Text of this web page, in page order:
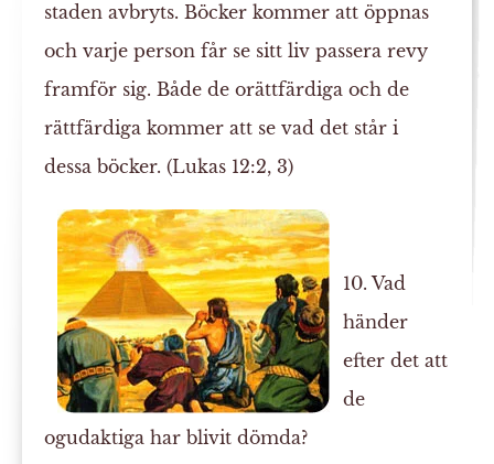
staden avbryts. Böcker kommer att öppnas
och varje person får se sitt liv passera revy
framför sig. Både de orättfärdiga och de
rättfärdiga kommer att se vad det står i
dessa böcker. (Lukas 12:2, 3)
10. Vad
händer
efter det att
de
ogudaktiga har blivit dömda?